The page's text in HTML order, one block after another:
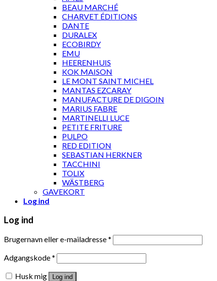
BEAU MARCHÉ
CHARVET ÉDITIONS
DANTE
DURALEX
ECOBIRDY
EMU
HEERENHUIS
KOK MAISON
LE MONT SAINT MICHEL
MANTAS EZCARAY
MANUFACTURE DE DIGOIN
MARIUS FABRE
MARTINELLI LUCE
PETITE FRITURE
PULPO
RED EDITION
SEBASTIAN HERKNER
TACCHINI
TOLIX
WÄSTBERG
GAVEKORT
Log ind
Log ind
Brugernavn eller e-mailadresse*
Adgangskode*
Husk mig
Log ind